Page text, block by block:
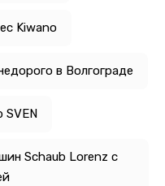
Kiwano
в Волгограде
SVEN
Schaub Lorenz с